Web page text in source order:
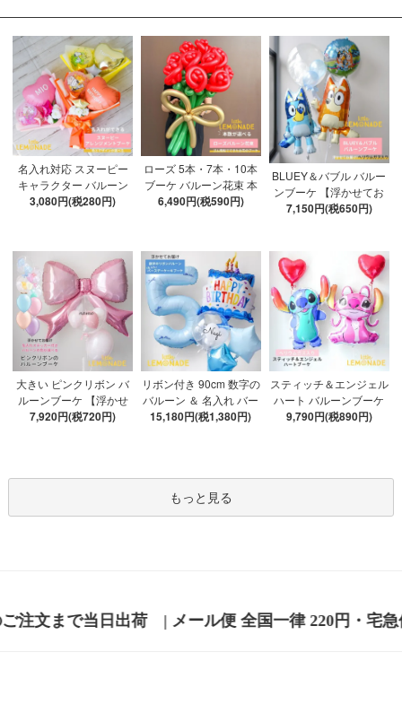
名入れ対応 スヌーピー
キャラクター バルーン
ブーケ 選べる7種 【膨ら
3,080円(税280円)
ローズ 5本・7本・10本
ブーケ バルーン花束 本
数が選べる 【膨らませ
6,490円(税590円)
BLUEY＆バブル バルー
ンブーケ 【浮かせてお
届け】 ヘリウムガス入
7,150円(税650円)
大きい ピンクリボン バ
ルーンブーケ 【浮かせ
てお届け】名入れ Sサイ
7,920円(税720円)
リボン付き 90cm 数字の
バルーン ＆ 名入れ バー
スデーケーキ ★ブルー
ン風船 バブルバルーン
15,180円(税1,380円)
スティッチ＆エンジェル
ハート バルーンブーケ
【浮かせてお届け】 ヘ
9,790円(税890円)
もっと見る
220円・宅急便 関東 650円 その他の地域 700円(沖